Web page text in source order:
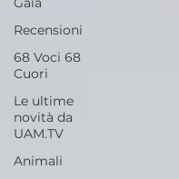
Recensioni
68 Voci 68
Cuori
Le ultime
novità da
UAM.TV
Animali